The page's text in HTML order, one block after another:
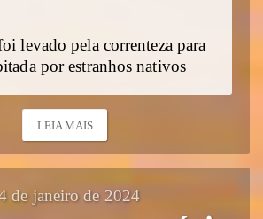
levado pela correnteza para
por estranhos nativos
LEIA MAIS
de janeiro de 2024